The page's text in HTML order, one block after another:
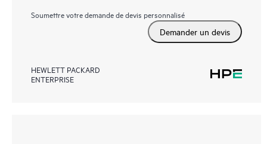
Soumettre votre demande de devis personnalisé
Demander un devis
HEWLETT PACKARD
ENTERPRISE